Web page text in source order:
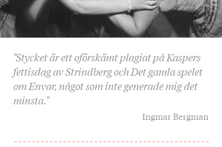
"Stycket är ett oförskämt plagiat på Kaspers
fettisdag av Strindberg och Det gamla spelet
om Envar, något som inte generade mig det
minsta."
Ingmar Bergman